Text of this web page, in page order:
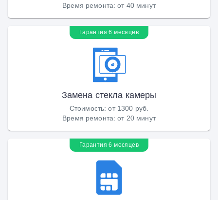
Время ремонта:от 40 минут
Гарантия 6 месяцев
Замена стекла камеры
Стоимость:от 1300 руб.
Время ремонта:от 20 минут
Гарантия 6 месяцев